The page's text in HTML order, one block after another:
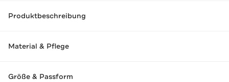
Produktbeschreibung
Material & Pflege
Größe & Passform